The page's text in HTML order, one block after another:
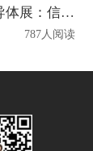
2026上海半导体展：信可威一站式服务，打造科技感展台落地
787人阅读